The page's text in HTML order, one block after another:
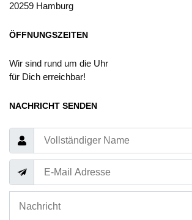
20259 Hamburg
ÖFFNUNGSZEITEN
Wir sind rund um die Uhr
für Dich erreichbar!
NACHRICHT SENDEN